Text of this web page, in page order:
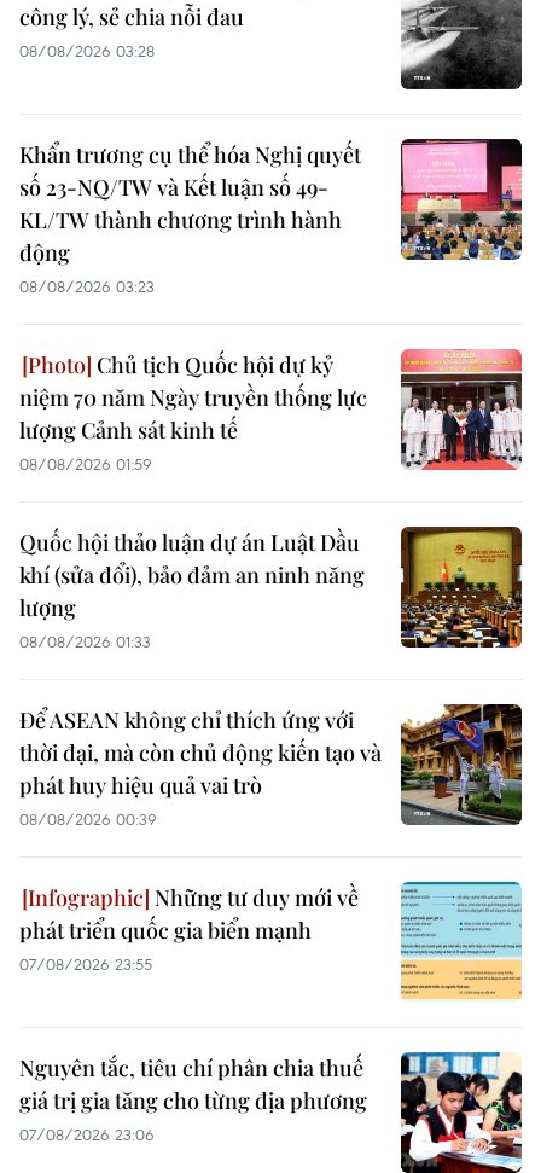
công lý, sẻ chia nỗi đau
08/08/2026 03:28
Khẩn trương cụ thể hóa Nghị quyết
số 23-NQ/TW và Kết luận số 49-
KL/TW thành chương trình hành
động
08/08/2026 03:23
Chủ tịch Quốc hội dự kỷ
niệm 70 năm Ngày truyền thống lực
lượng Cảnh sát kinh tế
08/08/2026 01:59
Quốc hội thảo luận dự án Luật Dầu
khí (sửa đổi), bảo đảm an ninh năng
lượng
08/08/2026 01:33
Để ASEAN không chỉ thích ứng với
thời đại, mà còn chủ động kiến tạo và
phát huy hiệu quả vai trò
08/08/2026 00:39
Những tư duy mới về
phát triển quốc gia biển mạnh
07/08/2026 23:55
Nguyên tắc, tiêu chí phân chia thuế
giá trị gia tăng cho từng địa phương
07/08/2026 23:06